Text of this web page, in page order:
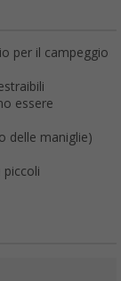
per il campeggio
essere
delle maniglie)
piccoli